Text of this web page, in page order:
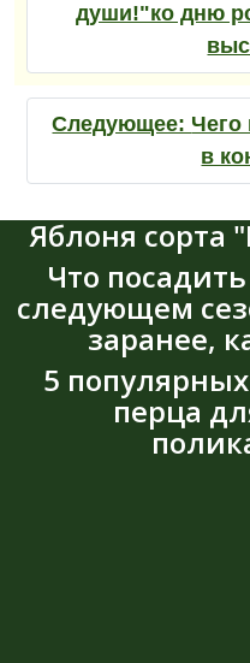
души!"ко дню
Следующее: Чего
в
Яблоня сорта
Что
следующем
заранее,
5
перца